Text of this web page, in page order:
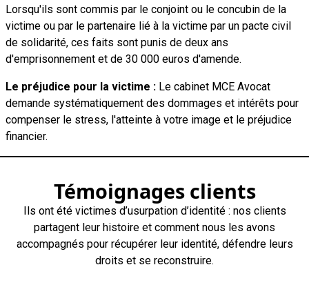
Lorsqu'ils sont commis par le conjoint ou le concubin de la
victime ou par le partenaire lié à la victime par un pacte civil
de solidarité, ces faits sont punis de deux ans
d'emprisonnement et de 30 000 euros d'amende.
Le préjudice pour la victime : Le cabinet MCE Avocat
demande systématiquement des dommages et intérêts pour
compenser le stress, l'atteinte à votre image et le préjudice
financier.
Témoignages clients
Ils ont été victimes d’usurpation d’identité : nos clients
partagent leur histoire et comment nous les avons
accompagnés pour récupérer leur identité, défendre leurs
droits et se reconstruire.